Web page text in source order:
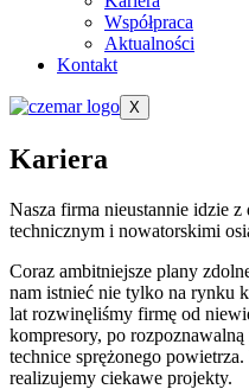
Współpraca
Aktualności
Kontakt
X
Kariera
Nasza firma nieustannie idzie z
technicznym i nowatorskimi
Coraz ambitniejsze plany
nam istnieć nie tylko na rynku
lat rozwinęliśmy firmę od
kompresory, po
technice sprężonego
realizujemy ciekawe projekty.